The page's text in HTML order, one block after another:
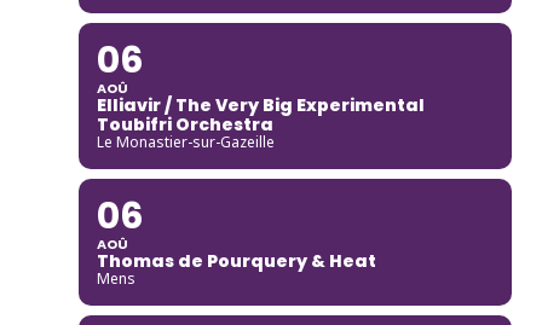
06
AOÛ
Elliavir / The Very Big Experimental
Toubifri Orchestra
Le Monastier-sur-Gazeille
06
AOÛ
Thomas de Pourquery & Heat
Mens